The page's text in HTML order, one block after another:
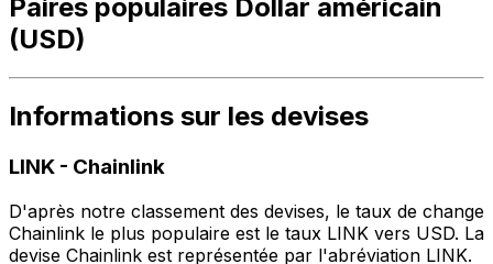
Paires populaires Dollar américain
(USD)
Informations sur les devises
LINK - Chainlink
D'après notre classement des devises, le taux de change
Chainlink le plus populaire est le taux LINK vers USD. La
devise Chainlink est représentée par l'abréviation LINK.